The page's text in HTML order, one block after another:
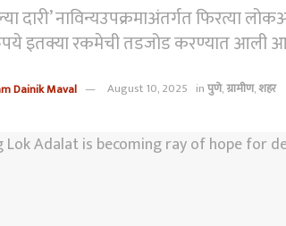
दारी’ नाविन्यउपक्रमाअंतर्गत फिरत्या
इतक्या रकमेची तडजोड करण्यात आली
Dainik Maval August 10, 2025 inपुणे,ग्रामीण,शहर